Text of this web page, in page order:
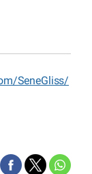
SeneGliss/